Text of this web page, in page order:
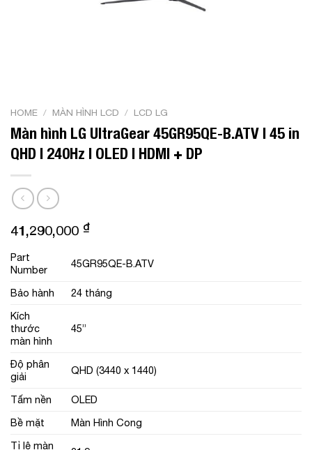
HOME / MÀN HÌNH LCD / LCD LG
Màn hình LG UltraGear 45GR95QE-B.ATV | 45 in
QHD | 240Hz | OLED | HDMI + DP
41,290,000 ₫
Part
Number
45GR95QE-B.ATV
Bảo hành
24 tháng
Kích
thước
màn hình
45”
Độ phân
giải
QHD (3440 x 1440)
Tấm nền
OLED
Bề mặt
Màn Hình Cong
Tỉ lệ màn